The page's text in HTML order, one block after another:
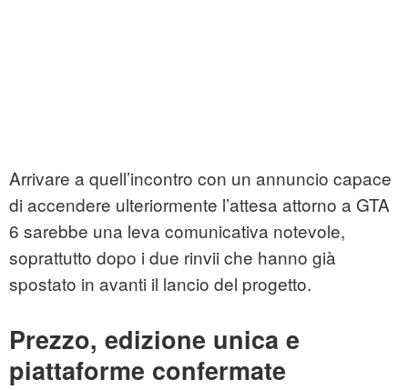
Arrivare a quell’incontro con un annuncio capace
di accendere ulteriormente l’attesa attorno a GTA
6 sarebbe una leva comunicativa notevole,
soprattutto dopo i due rinvii che hanno già
spostato in avanti il lancio del progetto.
Prezzo, edizione unica e
piattaforme confermate